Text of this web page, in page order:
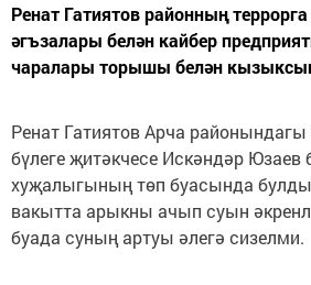
Ренат Гатиятов районның
әгъзалары белән кайбер
чаралары торышы белән
Ренат Гатиятов Арча районындагы
бүлеге җитәкчесе Искәндәр Юзаев
хуҗалыгының төп буасында
вакытта арыкны ачып суын
буада суның артуы әлегә сизелми.